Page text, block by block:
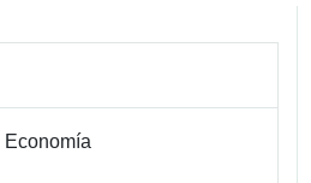
Economía